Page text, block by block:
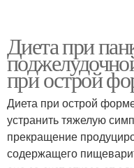
Диета при
при острой
Диета при острой
устранить тяжелую
прекращение
содержащего